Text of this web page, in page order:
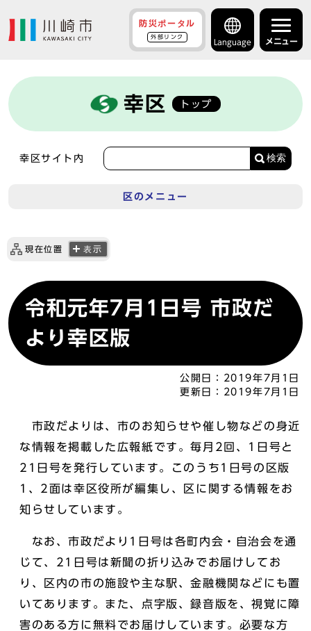
防災ポータル
外部リンク
Language メニュー
幸区 トップ
幸区サイト内 検索
区のメニュー
現在位置 表示
令和元年7月1日号 市政だ
より幸区版
公開日：
2019年7月1日
更新日：
2019年7月1日
市政だよりは、市のお知らせや催し物などの身近
な情報を掲載した広報紙です。毎月2回、1日号と
21日号を発行しています。このうち1日号の区版
1、2面は幸区役所が編集し、区に関する情報をお
知らせしています。
なお、市政だより1日号は各町内会・自治会を通
じて、21日号は新聞の折り込みでお届けしてお
り、区内の市の施設や主な駅、金融機関などにも置
いてあります。また、点字版、録音版を、視覚に障
害のある方に無料でお届けしています。必要な方